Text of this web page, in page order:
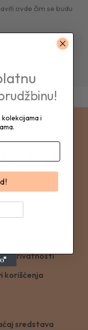
ovde čim se budu
privatnosti
korišćenja
sredstava
i